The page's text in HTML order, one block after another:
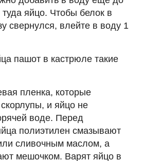
туда яйцо. Чтобы белок в
свернулся, влейте в воду 1
пашот в кастрюле такие
пленка, которые
и яйцо не
воде. Перед
полиэтилен смазывают
сливочным маслом, а
мешочком. Варят яйцо в